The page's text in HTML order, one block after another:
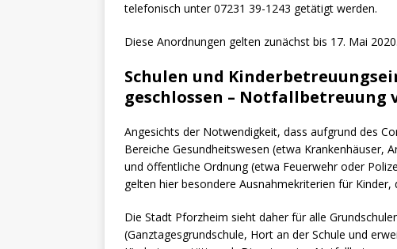
telefonisch unter 07231 39-1243 getätigt werden.
Diese Anordnungen gelten zunächst bis 17. Mai 2020.
Schulen und
geschlossen – Notfallbetreuung
Angesichts der Notwendigkeit, dass aufgrund des
Bereiche Gesundheitswesen (etwa Krankenhäuser,
und öffentliche Ordnung (etwa Feuerwehr oder
gelten hier besondere Ausnahmekriterien für
Die Stadt Pforzheim sieht daher für alle
(Ganztagesgrundschule, Hort an der Schule und